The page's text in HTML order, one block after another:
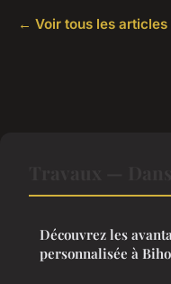
← Voir tous les articles
Découvrez les
personnalisée à